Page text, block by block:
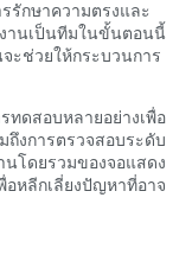
รักษาความตรงและ
ป็นทีมในขั้นตอนนี้
ะช่วยให้กระบวนการ
ดสอบหลายอย่างเพื่อ
งการตรวจสอบระดับ
โดยรวมของจอแสดง
หลีกเลี่ยงปัญหาที่อาจ